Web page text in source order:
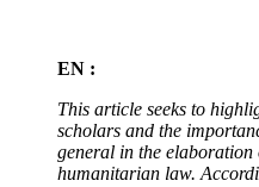
EN :
This article seeks to
scholars and the
general in the
humanitarian law.